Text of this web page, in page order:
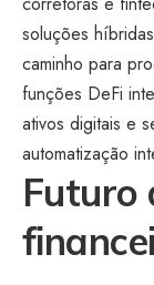
soluções
caminho para
funções DeFi
ativos digitais e
automatização
Futuro